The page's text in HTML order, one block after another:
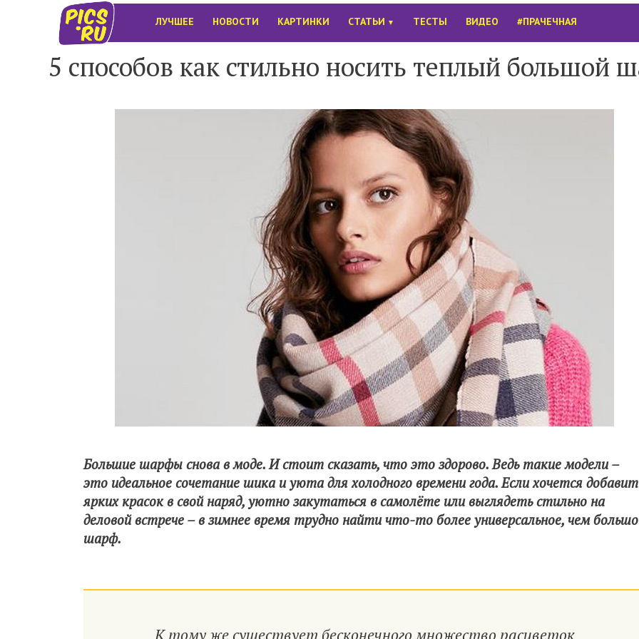
ЛУЧШЕЕ НОВОСТИ КАРТИНКИ СТАТЬИ ▼ ТЕСТЫ ВИДЕО #ПРАЧЕЧНАЯ
5 способов как стильно носить теплый большой
Большие шарфы снова в моде. И стоит сказать, что это здорово. Ведь такие модели –
это идеальное сочетание шика и уюта для холодного времени года. Если хочется
ярких красок в свой наряд, уютно закутаться в самолёте или выглядеть стильно на
деловой встрече – в зимнее время трудно найти что-то более универсальное, чем
шарф.
К тому же существует бесконечного множество расцветок